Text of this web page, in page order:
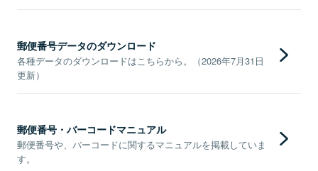
郵便番号データのダウンロード
各種データのダウンロードはこちらから。（2026年7月31日
更新）
郵便番号・バーコードマニュアル
郵便番号や、バーコードに関するマニュアルを掲載していま
す。